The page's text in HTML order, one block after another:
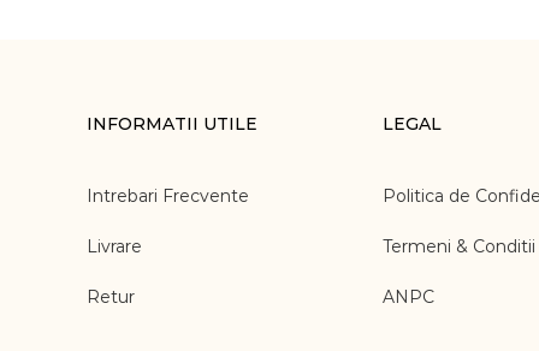
INFORMATII UTILE
Intrebari Frecvente
Livrare
Retur
LEGAL
Politica de
Termeni & Conditii
ANPC